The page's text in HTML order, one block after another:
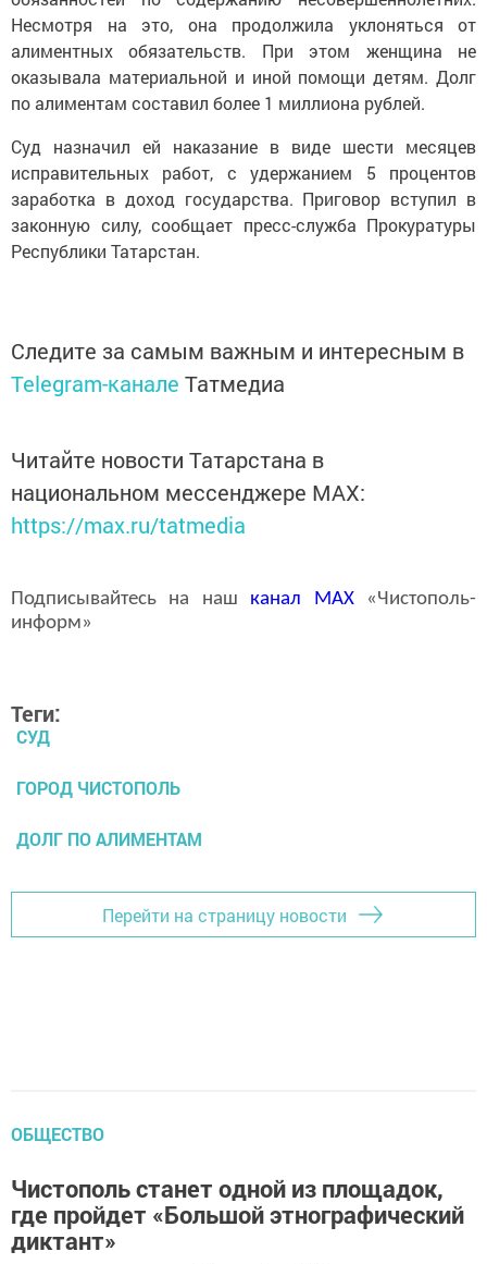
Несмотря на это, она продолжила уклоняться от
алиментных обязательств. При этом женщина не
оказывала материальной и иной помощи детям. Долг
по алиментам составил более 1 миллиона рублей.
Суд назначил ей наказание в виде шести месяцев
исправительных работ, с удержанием 5 процентов
заработка в доход государства. Приговор вступил в
законную силу, сообщает пресс-служба Прокуратуры
Республики Татарстан.
Следите за самым важным и интересным в
Telegram-канале Татмедиа
Читайте новости Татарстана в
национальном мессенджере MАХ:
https://max.ru/tatmedia
Подписывайтесь на наш канал MAX«Чистополь-
информ»
Теги:
СУД
ГОРОД ЧИСТОПОЛЬ
ДОЛГ ПО АЛИМЕНТАМ
Перейти на страницу новости
ОБЩЕСТВО
Чистополь станет одной из площадок,
где пройдет «Большой этнографический
диктант»